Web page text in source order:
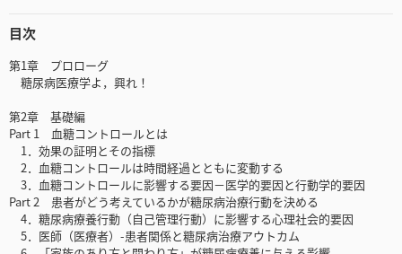
目次
第1章 プロローグ
糖尿病医療学よ，興れ！
第2章 基礎編
Part 1 血糖コントロールとは
1．効果の証明とその指標
2．血糖コントロールは時間経過とともに変動する
3．血糖コントロールに影響する要因－医学的要因と行動学的要因
Part 2 患者がどう考えているかが糖尿病治療行動を決める
4．糖尿病療養行動（自己管理行動）に影響する心理社会的要因
5．医師（医療者）-患者関係と糖尿病治療アウトカム